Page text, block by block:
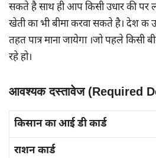
सकते है साथ ही आप किसी उधार की पर
खेती का भी बीमा करवा सकते है। देश क
तहत पात्र माना जायेगा ।जो पहले किसी
रहे हो।
आवश्यक दस्तावेज (Required
किसान का आई डी कार्ड
राशन कार्ड